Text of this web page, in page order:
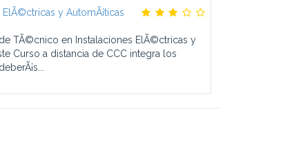
y AutomÃ¡ticas
TÃ©cnico en Instalaciones ElÃ©ctricas y
Curso a distancia de CCC integra los